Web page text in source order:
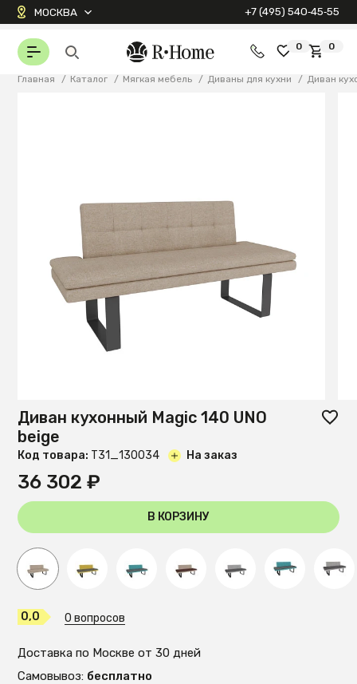
МОСКВА +7 (495) 540‑45‑55
0 0
Главная / Каталог / Мягкая мебель / Диваны для кухни / Диван
Диван кухонный Magiс 140 UNO
beige
Код товара: T31_130034 На заказ
36 302 ₽
В КОРЗИНУ
0,0 0 вопросов
Доставка по Москве от 30 дней
Самовывоз: бесплатно